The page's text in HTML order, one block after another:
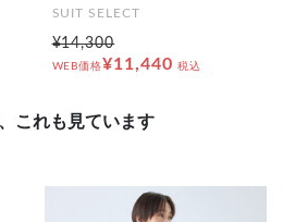
SUIT SELECT
¥14,300
WEB価格¥11,440 税込
これも見ています